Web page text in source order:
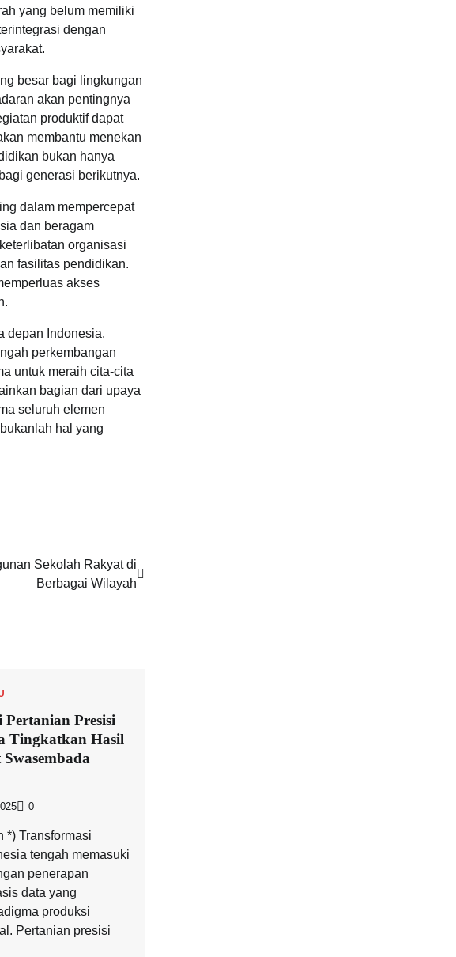
yang belum memiliki
dengan
besar bagi lingkungan
akan pentingnya
produktif dapat
membantu menekan
bukan hanya
generasi berikutnya.
dalam mempercepat
dan beragam
organisasi
fasilitas pendidikan.
akses
depan Indonesia.
perkembangan
untuk meraih cita-cita
bagian dari upaya
seluruh elemen
hal yang
Sekolah Rakyat di
Berbagai Wilayah
Pertanian Presisi
Tingkatkan Hasil
0
*) Transformasi
tengah memasuki
penerapan
data yang
produksi
Pertanian presisi